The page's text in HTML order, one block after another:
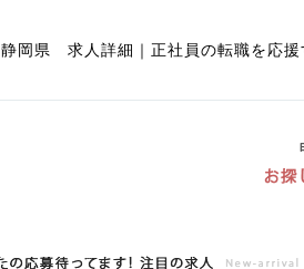
静岡県 求人詳細｜正社員の転職を応援